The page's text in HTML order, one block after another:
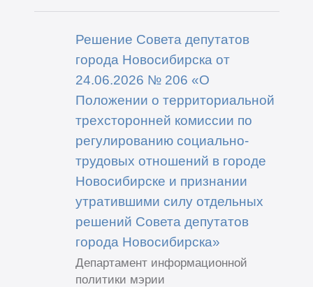
Решение Совета депутатов
города Новосибирска от
24.06.2026 № 206 «О
Положении о территориальной
трехсторонней комиссии по
регулированию социально-
трудовых отношений в городе
Новосибирске и признании
утратившими силу отдельных
решений Совета депутатов
города Новосибирска»
Департамент информационной
политики мэрии